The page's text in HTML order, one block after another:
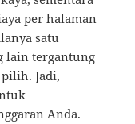
per halaman
satu
lain tergantung
Jadi,
Anda.